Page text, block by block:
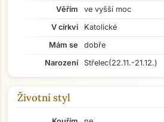
Věřím
ve vyšší moc
V církvi
Katolické
Mám se
dobře
Narození
Střelec(22.11.-21.12.)
Životní styl